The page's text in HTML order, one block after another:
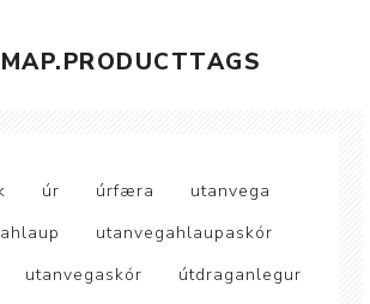
úr úrfæra
utanvega
utanvegahlaupaskór
utanvegaskór
útdraganlegur